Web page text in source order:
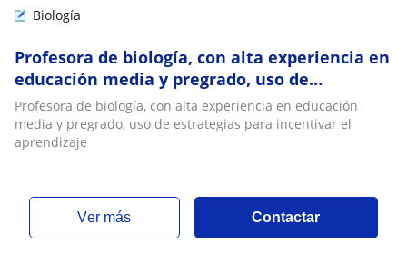
Biología
Profesora de biología, con alta experiencia en
educación media y pregrado, uso de
estrategias para incentivar el aprendizaje
Profesora de biología, con alta experiencia en educación
media y pregrado, uso de estrategias para incentivar el
aprendizaje
ver más Contactar